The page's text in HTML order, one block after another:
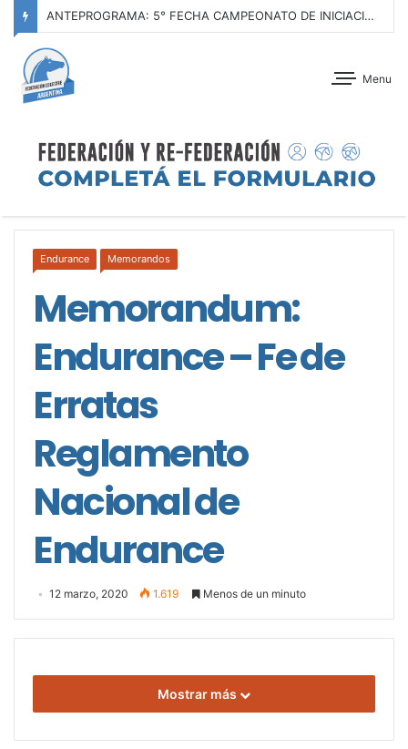
ANTEPROGRAMA: 5° FECHA CAMPEONATO DE INICIACIÓN A LA ACTIVIDAD ECUESTRE ZONA METROPOLITANA SUR – CLUB HÍPICO LA PLATA – 23 DE AGOSTO 2026
Menu
Endurance Memorandos
Memorandum:
Endurance – Fe de
Erratas
Reglamento
Nacional de
Endurance
12 marzo, 2020 1.619 Menos de un minuto
Mostrar más